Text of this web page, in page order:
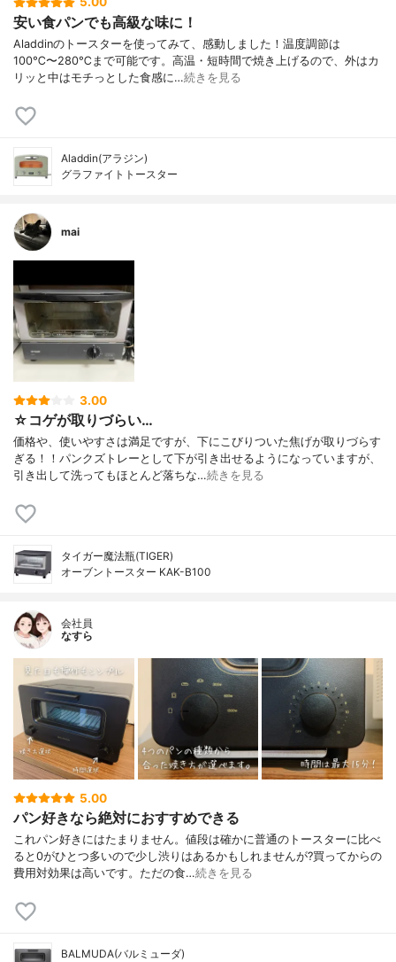
安い食パンでも高級な味に！
Aladdinのトースターを使ってみて、感動しました！温度調節は
100℃〜280℃まで可能です。高温・短時間で焼き上げるので、外はカ
リッと中はモチっとした食感に…続きを見る
Aladdin(アラジン)
グラファイトトースター
mai
3.00
☆コゲが取りづらい…
価格や、使いやすさは満足ですが、下にこびりついた焦げが取りづらす
ぎる！！パンクズトレーとして下が引き出せるようになっていますが、
引き出して洗ってもほとんど落ちな…続きを見る
タイガー魔法瓶(TIGER)
オーブントースター KAK-B100
会社員
なすら
5.00
パン好きなら絶対におすすめできる
これパン好きにはたまりません。値段は確かに普通のトースターに比べ
ると0がひとつ多いので少し渋りはあるかもしれませんが?買ってからの
費用対効果は高いです。ただの食…続きを見る
BALMUDA(バルミューダ)